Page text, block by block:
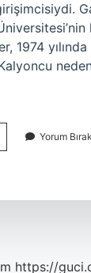
1974
Yorum Bırak
https://